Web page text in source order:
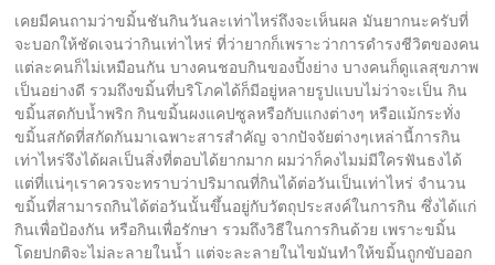
เคยมีคนถามว่าขมิ้นชันกินวันละเท่าไหร่ถึงจะเห็นผล มันยากนะครับที่
จะบอกให้ชัดเจนว่ากินเท่าไหร่ ที่ว่ายากก็เพราะว่าการดำรงชีวิตของคน
แต่ละคนก็ไม่เหมือนกัน บางคนชอบกินของปิ้งย่าง บางคนก็ดูแลสุขภาพ
เป็นอย่างดี รวมถึงขมิ้นที่บริโภคได้ก็มีอยู่หลายรูปแบบไม่ว่าจะเป็น กิน
ขมิ้นสดกับน้ำพริก กินขมิ้นผงแคปซูลหรือกับแกงต่างๆ หรือแม้กระทั่ง
ขมิ้นสกัดที่สกัดกันมาเฉพาะสารสำคัญ จากปัจจัยต่างๆเหล่านี้การกิน
เท่าไหร่จึงได้ผลเป็นสิ่งที่ตอบได้ยากมาก ผมว่าก็คงไมม่มีใครฟันธงได้
แต่ที่แน่ๆเราควรจะทราบว่าปริมาณที่กินได้ต่อวันเป็นเท่าไหร่ จำนวน
ขมิ้นที่สามารถกินได้ต่อวันนั้นขึ้นอยู่กับวัตถุประสงค์ในการกิน ซึ่งได้แก่
กินเพื่อป้องกัน หรือกินเพื่อรักษา รวมถึงวิธีในการกินด้วย เพราะขมิ้น
โดยปกติจะไม่ละลายในน้ำ แต่จะละลายในไขมันทำให้ขมิ้นถูกขับออก